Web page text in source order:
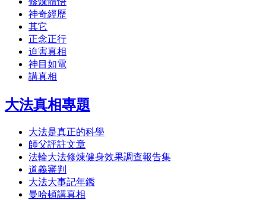
神奇經歷
其它
正念正行
迫害真相
神目如電
講真相
大法真相專題
大法是真正的科學
師父評註文章
法輪大法修煉健身效果調查報告集
道義審判
大法大事記年鑑
曼哈頓講真相